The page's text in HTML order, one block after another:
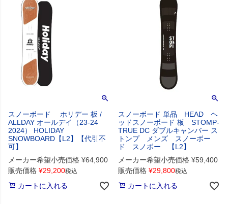
スノーボード ホリデー 板 /
ALLDAY オールデイ（23-24
2024） HOLIDAY
SNOWBOARD【L2】【代引不
可】
メーカー希望小売価格 ¥64,900
販売価格 ¥29,200税込
カートに入れる
スノーボード 単品 HEAD ヘ
ッドスノーボード 板 STOMP-
TRUE DC ダブルキャンバー ス
トンプ メンズ スノーボー
ド スノボー 【L2】
メーカー希望小売価格 ¥59,400
販売価格 ¥29,800税込
カートに入れる